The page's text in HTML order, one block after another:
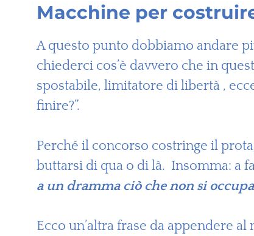
Macchine per
A questo punto dobbiamo andare
chiederci cos’è davvero che in
spostabile, limitatore di libertà ,
finire?”.
Perché il concorso costringe il
buttarsi di qua o di là. Insomma: a
a un dramma ciò che non si
Ecco un’altra frase da appendere